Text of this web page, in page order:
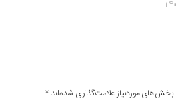
بخش‌های موردنیاز علامت‌گذاری شده‌اند*